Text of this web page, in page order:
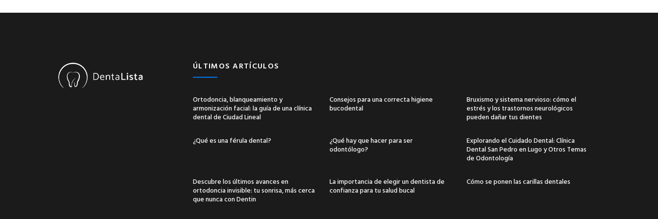
ÚLTIMOS ARTÍCULOS
Ortodoncia, blanqueamiento y
armonización facial: la guía de una clínica
dental de Ciudad Lineal
Consejos para una correcta higiene
bucodental
Bruxismo y sistema nervioso: cómo el
estrés y los trastornos neurológicos
pueden dañar tus dientes
¿Qué es una férula dental?
¿Qué hay que hacer para ser
odontólogo?
Explorando el Cuidado Dental: Clínica
Dental San Pedro en Lugo y Otros Temas
de Odontología
Descubre los últimos avances en
ortodoncia invisible: tu sonrisa, más cerca
que nunca con Dentin
La importancia de elegir un dentista de
confianza para tu salud bucal
Cómo se ponen las carillas dentales